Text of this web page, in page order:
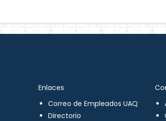
Enlaces
Correo de Empleados UAQ
Directorio